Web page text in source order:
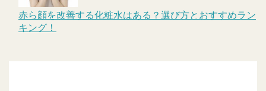
赤ら顔を改善する化粧水はある？選び方とおすすめラン
キング！